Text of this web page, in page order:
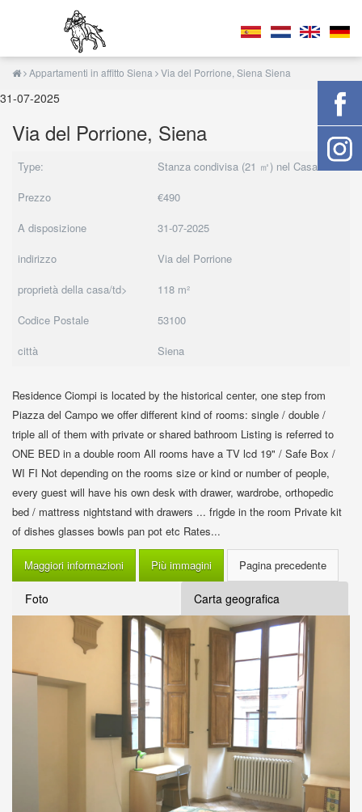
Appartamenti in affitto Siena Via del Porrione, Siena Siena
31-07-2025
Via del Porrione, Siena
Type:
Stanza condivisa (21 ㎡) nel Casa
Prezzo
€490
A disposizione
31-07-2025
indirizzo
Via del Porrione
proprietà della casa/td>
118 m²
Codice Postale
53100
città
Siena
Residence Ciompi is located by the historical center, one step from
Piazza del Campo we offer different kind of rooms: single / double /
triple all of them with private or shared bathroom Listing is referred to
ONE BED in a double room All rooms have a TV lcd 19" / Safe Box /
WI FI Not depending on the rooms size or kind or number of people,
every guest will have his own desk with drawer, wardrobe, orthopedic
bed / mattress nightstand with drawers ... frigde in the room Private kit
of dishes glasses bowls pan pot etc Rates...
Maggiori informazioni Più immagini
Foto Carta geografica